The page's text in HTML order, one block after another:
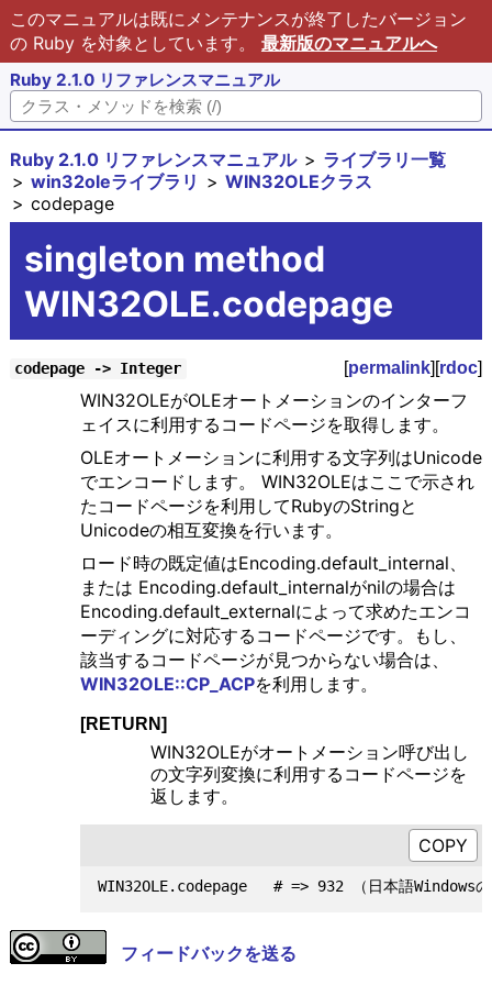
このマニュアルは既にメンテナンスが終了したバージョン
の Ruby を対象としています。 最新版のマニュアルへ
Ruby 2.1.0 リファレンスマニュアル
Ruby 2.1.0 リファレンスマニュアル
ライブラリ一覧
win32oleライブラリ
WIN32OLEクラス
codepage
singleton method
WIN32OLE.codepage
codepage -> Integer [permalink][rdoc]
WIN32OLEがOLEオートメーションのインターフ
ェイスに利用するコードページを取得します。
OLEオートメーションに利用する文字列はUnicode
でエンコードします。 WIN32OLEはここで示され
たコードページを利用してRubyのStringと
Unicodeの相互変換を行います。
ロード時の既定値はEncoding.default_internal、
または Encoding.default_internalがnilの場合は
Encoding.default_externalによって求めたエンコ
ーディングに対応するコードページです。もし、
該当するコードページが見つからない場合は、
WIN32OLE::CP_ACPを利用します。
[RETURN]
WIN32OLEがオートメーション呼び出し
の文字列変換に利用するコードページを
返します。
フィードバックを送る